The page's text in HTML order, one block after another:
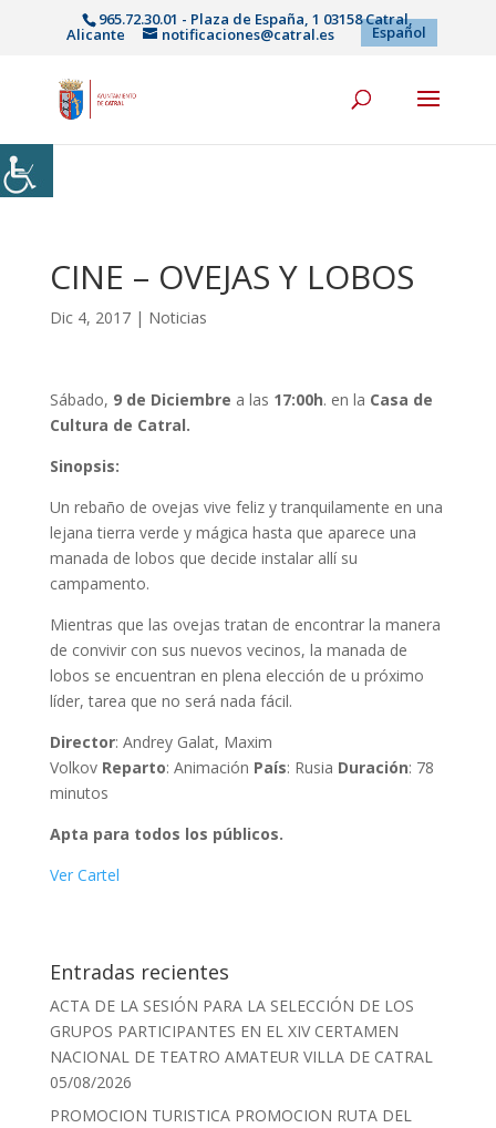
965.72.30.01 - Plaza de España, 1 03158 Catral,
Alicante notificaciones@catral.es Español
CINE – OVEJAS Y LOBOS
Dic 4, 2017| Noticias
Sábado, 9 de Diciembre a las 17:00h. en la Casa de
Cultura de Catral.
Sinopsis:
Un rebaño de ovejas vive feliz y tranquilamente en una
lejana tierra verde y mágica hasta que aparece una
manada de lobos que decide instalar allí su
campamento.
Mientras que las ovejas tratan de encontrar la manera
de convivir con sus nuevos vecinos, la manada de
lobos se encuentran en plena elección de u próximo
líder, tarea que no será nada fácil.
Director: Andrey Galat, Maxim
Volkov Reparto: Animación País: Rusia Duración: 78
minutos
Apta para todos los públicos.
Ver Cartel
Entradas recientes
ACTA DE LA SESIÓN PARA LA SELECCIÓN DE LOS
GRUPOS PARTICIPANTES EN EL XIV CERTAMEN
NACIONAL DE TEATRO AMATEUR VILLA DE CATRAL
05/08/2026
PROMOCION TURISTICA PROMOCION RUTA DEL